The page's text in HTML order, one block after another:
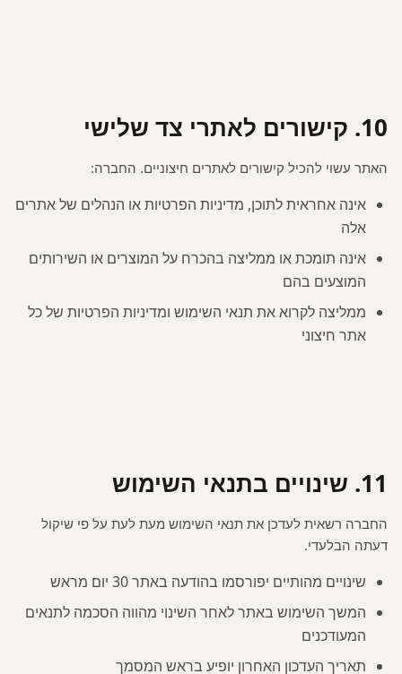
10. קישורים לאתרי צד שלישי
האתר עשוי להכיל קישורים לאתרים חיצוניים. החברה:
אינה אחראית לתוכן, מדיניות הפרטיות או הנהלים של אתרים
אלה
אינה תומכת או ממליצה בהכרח על המוצרים או השירותים
המוצעים בהם
ממליצה לקרוא את תנאי השימוש ומדיניות הפרטיות של כל
אתר חיצוני
11. שינויים בתנאי השימוש
החברה רשאית לעדכן את תנאי השימוש מעת לעת על פי שיקול
דעתה הבלעדי.
שינויים מהותיים יפורסמו בהודעה באתר 30 יום מראש
המשך השימוש באתר לאחר השינוי מהווה הסכמה לתנאים
המעודכנים
תאריך העדכון האחרון יופיע בראש המסמך